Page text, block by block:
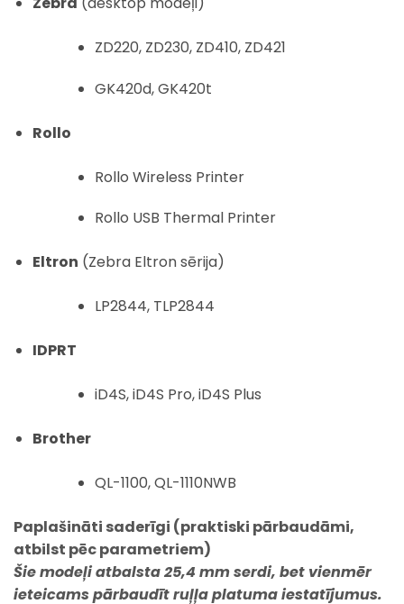
ZD220, ZD230, ZD410, ZD421
GK420d, GK420t
Rollo
Rollo Wireless Printer
Rollo USB Thermal Printer
Eltron (Zebra Eltron sērija)
LP2844, TLP2844
IDPRT
iD4S, iD4S Pro, iD4S Plus
Brother
QL-1100, QL-1110NWB
Paplašināti saderīgi (praktiski pārbaudāmi,
atbilst pēc parametriem)
Šie modeļiatbalsta 25,4 mm serdi, bet vienmēr
ieteicams pārbaudīt ruļļa platuma iestatījumus.